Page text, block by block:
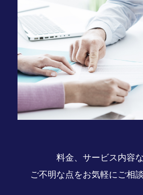
料金、サービス内容な
ご不明な点をお気軽にご相